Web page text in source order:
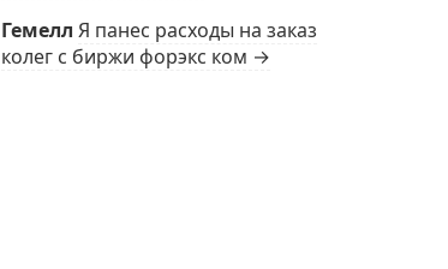
Гемелл Я панес расходы на заказ
колег с биржи форэкс ком →